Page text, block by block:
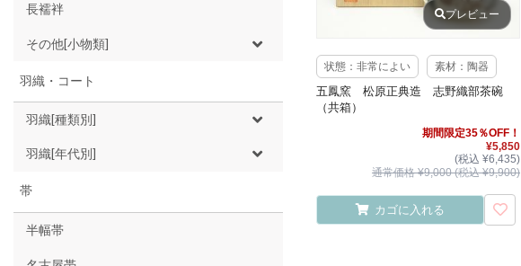
長襦袢
その他[小物類]
羽織・コート
羽織[種類別]
羽織[年代別]
帯
半幅帯
プレビュー
状態：非常によい 素材：陶器
五鳳窯 松原正典造 志野織部茶碗
（共箱）
期間限定35％OFF！
¥5,850
(税込 ¥6,435)
通常価格 ¥9,000 (税込 ¥9,900)
カゴに入れる